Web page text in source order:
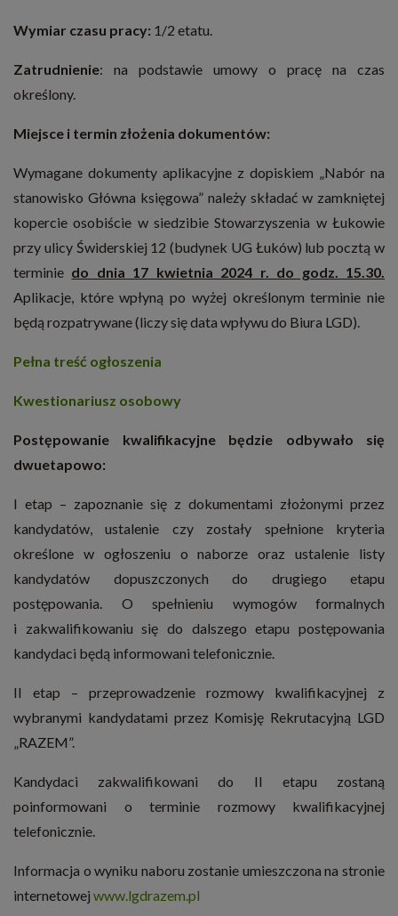
Wymiar czasu pracy: 1/2 etatu.
Zatrudnienie: na podstawie umowy o pracę na czas
określony.
Miejsce i termin złożenia dokumentów:
Wymagane dokumenty aplikacyjne z dopiskiem „Nabór na
stanowisko Główna księgowa” należy składać w zamkniętej
kopercie osobiście w siedzibie Stowarzyszenia w Łukowie
przy ulicy Świderskiej 12 (budynek UG Łuków) lub pocztą w
terminie do dnia 17 kwietnia 2024 r. do godz. 15.30.
Aplikacje, które wpłyną po wyżej określonym terminie nie
będą rozpatrywane (liczy się data wpływu do Biura LGD).
Pełna treść ogłoszenia
Kwestionariusz osobowy
Postępowanie kwalifikacyjne będzie odbywało się
dwuetapowo:
I etap – zapoznanie się z dokumentami złożonymi przez
kandydatów, ustalenie czy zostały spełnione kryteria
określone w ogłoszeniu o naborze oraz ustalenie listy
kandydatów dopuszczonych do drugiego etapu
postępowania. O spełnieniu wymogów formalnych
i zakwalifikowaniu się do dalszego etapu postępowania
kandydaci będą informowani telefonicznie.
II etap – przeprowadzenie rozmowy kwalifikacyjnej z
wybranymi kandydatami przez Komisję Rekrutacyjną LGD
„RAZEM”.
Kandydaci zakwalifikowani do II etapu zostaną
poinformowani o terminie rozmowy kwalifikacyjnej
telefonicznie.
Informacja o wyniku naboru zostanie umieszczona na stronie
internetowej www.lgdrazem.pl